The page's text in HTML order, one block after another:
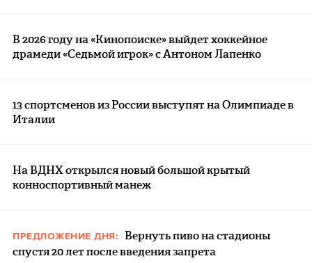
В 2026 году на «Кинопоиске» выйдет хоккейное
драмеди «Седьмой игрок» с Антоном Лапенко
13 спортсменов из России выступят на Олимпиаде в
Италии
На ВДНХ открылся новый большой крытый
конноспортивный манеж
ПРЕДЛОЖЕНИЕ ДНЯ: Вернуть пиво на стадионы
спустя 20 лет после введения запрета